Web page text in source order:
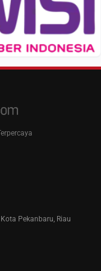
Pekanbaru, Riau